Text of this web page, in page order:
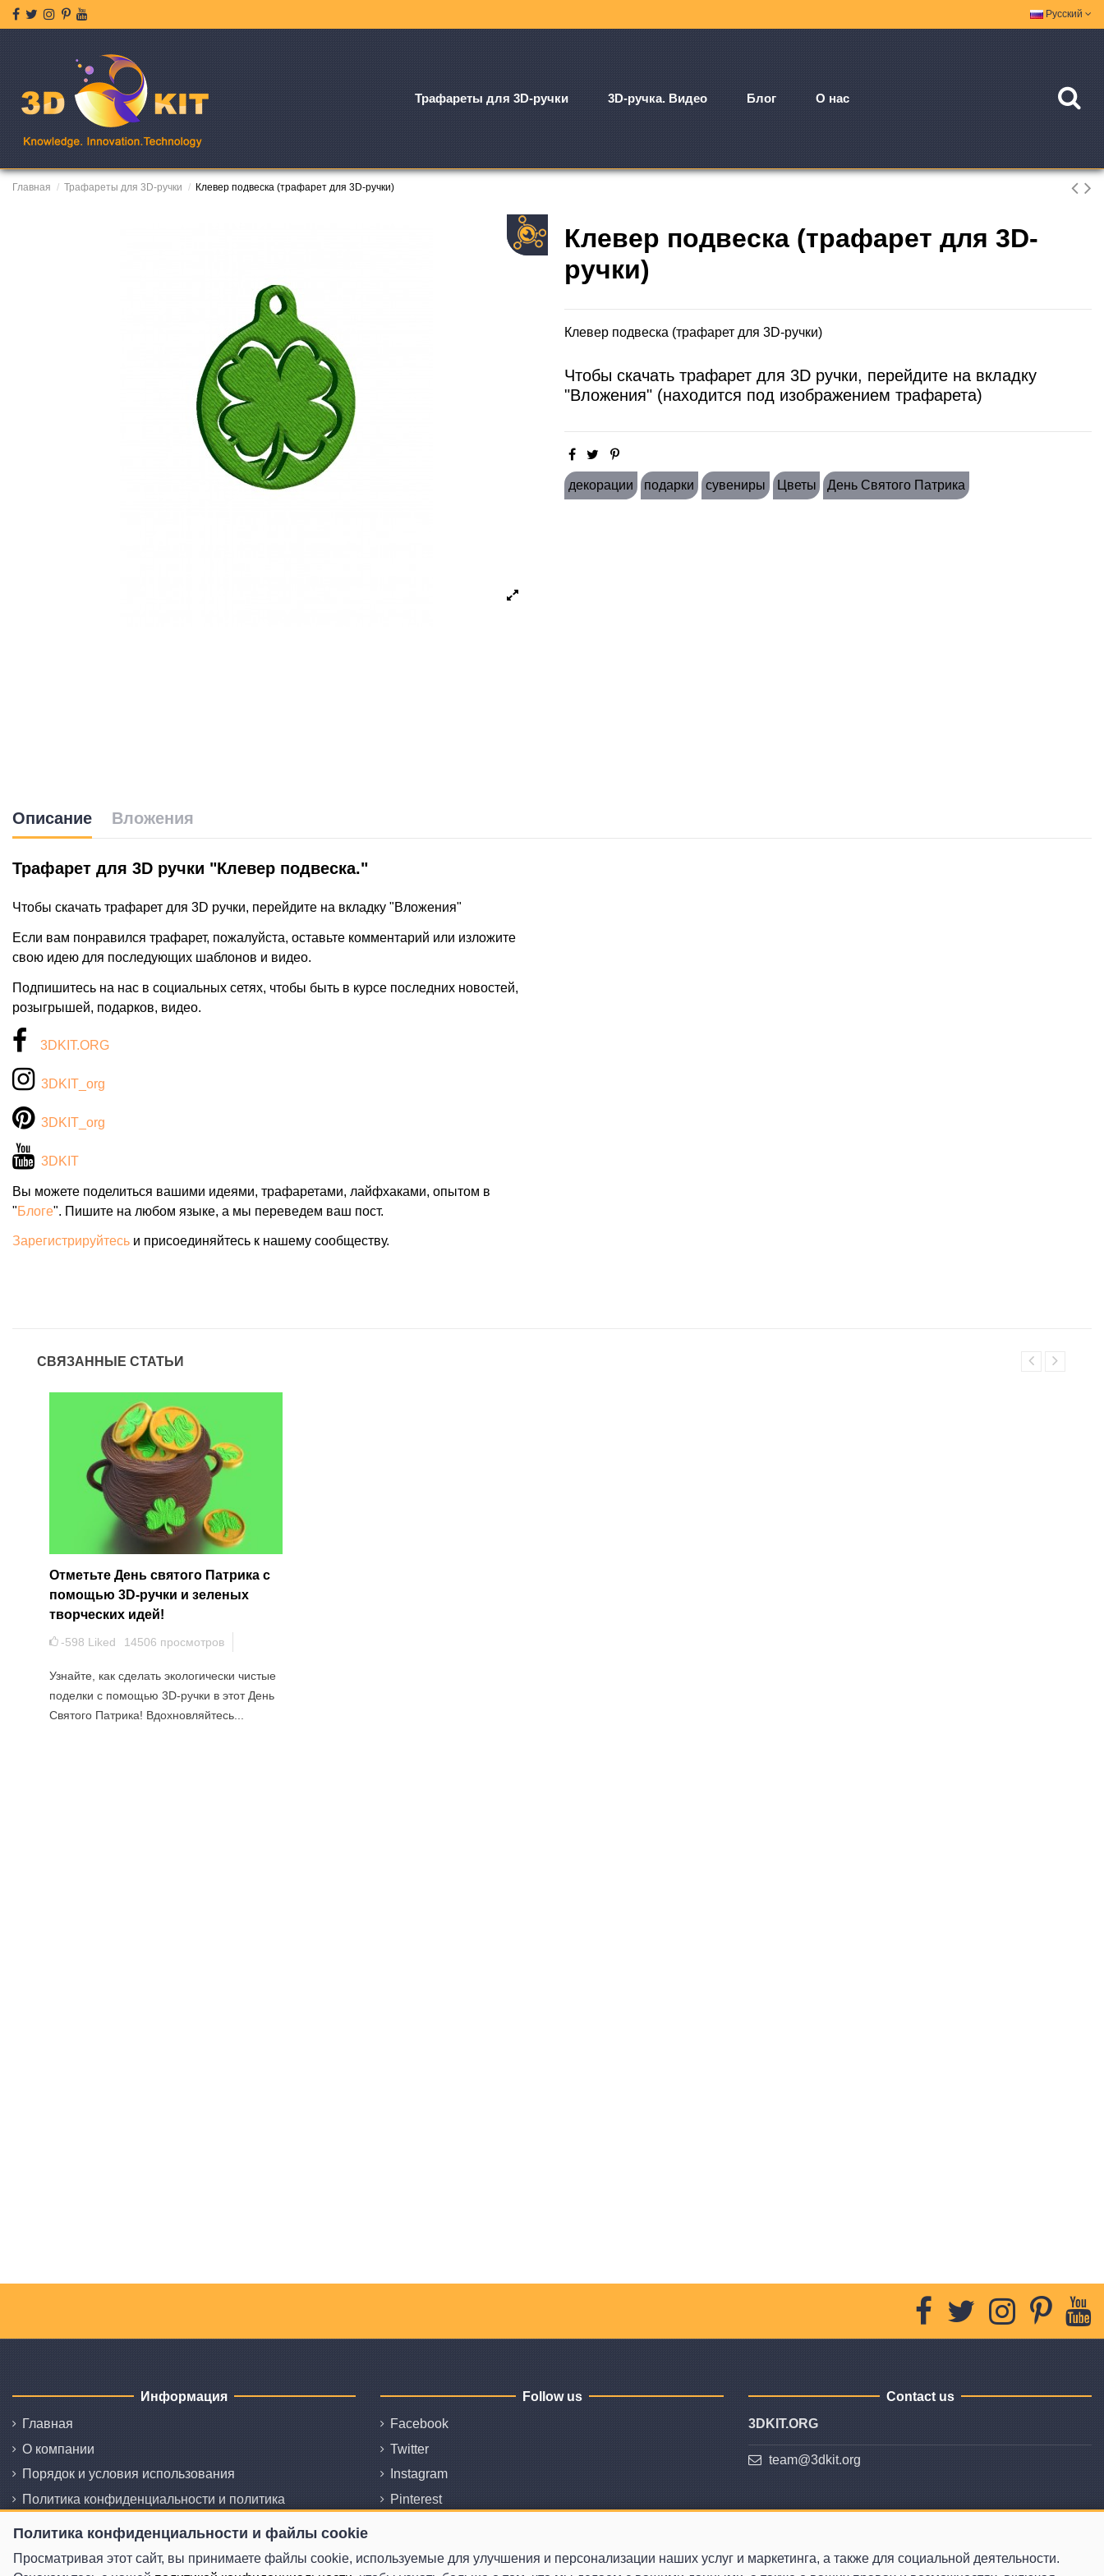
Русский
Трафареты для 3D-ручки 3D-ручка. Видео Блог О нас
Главная Трафареты для 3D-ручки Клевер подвеска (трафарет для 3D-ручки)
Клевер подвеска (трафарет для 3D-
ручки)
Клевер подвеска (трафарет для 3D-ручки)
Чтобы скачать трафарет для 3D ручки, перейдите на вкладку
"Вложения" (находится под изображением трафарета)
декорации подарки сувениры Цветы День Святого Патрика
Описание Вложения
Трафарет для 3D ручки "Клевер подвеска."
Чтобы скачать трафарет для 3D ручки, перейдите на вкладку "Вложения"
Если вам понравился трафарет, пожалуйста, оставьте комментарий или изложите
свою идею для последующих шаблонов и видео.
Подпишитесь на нас в социальных сетях, чтобы быть в курсе последних новостей,
розыгрышей, подарков, видео.
3DKIT.ORG
3DKIT_org
3DKIT_org
3DKIT
Вы можете поделиться вашими идеями, трафаретами, лайфхаками, опытом в
"Блоге". Пишите на любом языке, а мы переведем ваш пост.
Зарегистрируйтесь и присоединяйтесь к нашему сообществу.
0319-clover-pendant-template
СВЯЗАННЫЕ СТАТЬИ
Отметьте День святого Патрика с
помощью 3D-ручки и зеленых
творческих идей!
14506 просмотров
-598 Liked
Узнайте, как сделать экологически чистые
поделки с помощью 3D-ручки в этот День
Святого Патрика! Вдохновляйтесь...
Информация
Главная
О компании
Порядок и условия использования
Политика конфиденциальности и политика
Свяжитесь с нами
Карта сайта
Follow us
Facebook
Twitter
Instagram
Pinterest
Contact us
3DKIT.ORG
team@3dkit.org
Политика конфиденциальности и файлы cookie
Просматривая этот сайт, вы принимаете файлы cookie, используемые для улучшения и персонализации наших услуг и маркетинга, а также для социальной деятельности.